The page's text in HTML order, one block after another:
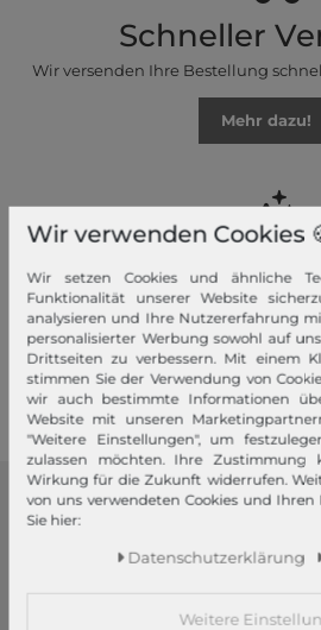
Schneller
Wir versenden Ihre Bestellung
Mehr dazu!
Ihre
Premiumversand, Große Auswahl,
schneller
Mehr dazu!
modeherz
Wir verwenden Cookies
Wir setzen Cookies und ähnliche
Funktionalität unserer Website
analysieren und Ihre Nutzererfahrung
personalisierter Werbung sowohl auf
Drittseiten zu verbessern. Mit einem
stimmen Sie der Verwendung von
wir auch bestimmte Informationen
Website mit unseren
"Weitere Einstellungen", um
zulassen möchten. Ihre Zustimmung
Wirkung für die Zukunft widerrufen.
von uns verwendeten Cookies und
Sie hier:
Daten­schutz­erklärung
Weitere